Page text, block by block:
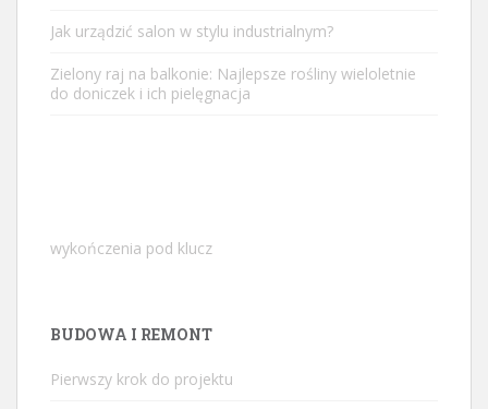
Jak urządzić salon w stylu industrialnym?
Zielony raj na balkonie: Najlepsze rośliny wieloletnie
do doniczek i ich pielęgnacja
wykończenia pod klucz
BUDOWA I REMONT
Pierwszy krok do projektu